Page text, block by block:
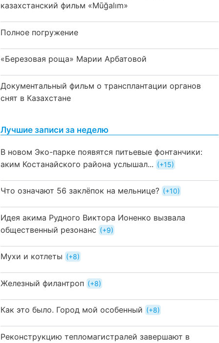
казахстанский фильм «Mūğalım»
Полное погружение
«Березовая роща» Марии Арбатовой
Документальный фильм о трансплантации органов
снят в Казахстане
Лучшие записи за неделю
В новом Эко-парке появятся питьевые фонтанчики:
аким Костанайского района услышал...
+15
Что означают 56 заклёпок на мельнице? +10
Идея акима Рудного Виктора Ионенко вызвала
общественный резонанс
+9
Мухи и котлеты +8
Железный филантроп +8
Как это было. Город мой особенный +8
Реконструкцию тепломагистралей завершают в